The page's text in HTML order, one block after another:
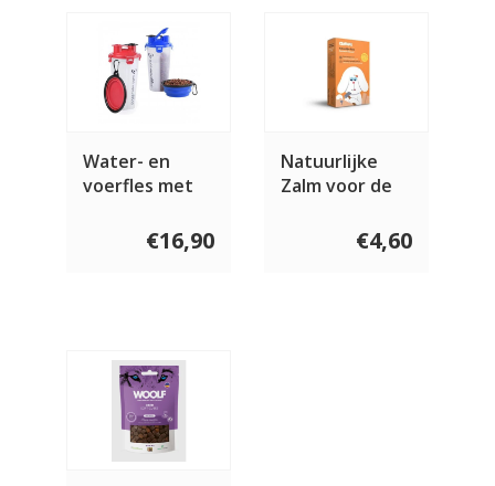
Water- en
voerfles met
€16,90
Natuurlijke
Zalm voor de
€4,60